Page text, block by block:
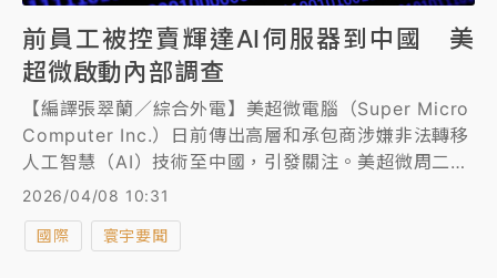
前員工被控賣輝達AI伺服器到中國 美
超微啟動內部調查
【編譯張翠蘭／綜合外電】美超微電腦（Super Micro
Computer Inc.）日前傳出高層和承包商涉嫌非法轉移
人工智慧（AI）技術至中國，引發關注。美超微周二
（4/7）宣布，公司已就此事件啟動內部調查。
2026/04/08 10:31
國際 寰宇要聞